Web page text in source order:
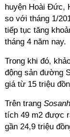
huyện Hoài Đức,
so với tháng 1/
tiếp tục tăng
tháng 4 năm nay.
Trong khi đó,
động sản đường
giá từ 15 triệu
Trên trang
tích 49 m2 được
gần 24,9 triệu